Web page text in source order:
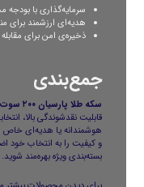
سرمایه‌گذاری با
هدیه‌ای ارزشمند برای
ذخیره‌ی امن برای
جمع‌بندی
سکه طلا پارسیان ۲۰۰ سوت پارسس
قابلیت نقدشوندگی بالا،
هوشمندانه یا هدیه‌ای
و کیفیت را به انتخاب خود
بسته‌بندی ویژه بهره‌مند شوید.